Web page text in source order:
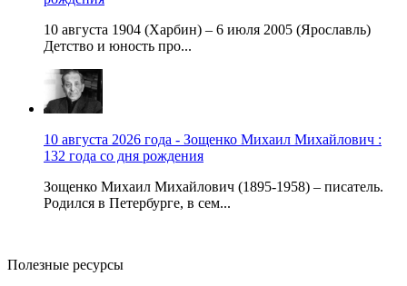
10 августа 1904 (Харбин) – 6 июля 2005 (Ярославль)
Детство и юность про...
10 августа 2026 года - Зощенко Михаил Михайлович :
132 года со дня рождения
Зощенко Михаил Михайлович (1895-1958) – писатель.
Родился в Петербурге, в сем...
Полезные ресурсы